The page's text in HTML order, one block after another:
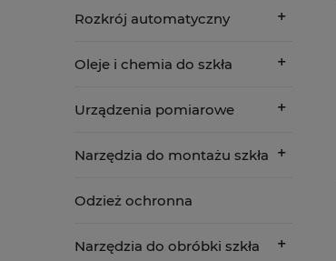
Rozkrój automatyczny
Oleje i chemia do szkła
Urządzenia pomiarowe
Narzędzia do montażu szkła
Odzież ochronna
Narzędzia do obróbki szkła